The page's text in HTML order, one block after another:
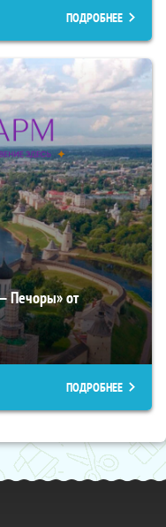
ПОДРОБНЕЕ
Печоры» от
ПОДРОБНЕЕ